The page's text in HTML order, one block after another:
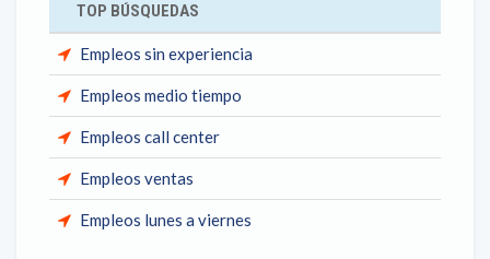
TOP BÚSQUEDAS
Empleos sin experiencia
Empleos medio tiempo
Empleos call center
Empleos ventas
Empleos lunes a viernes